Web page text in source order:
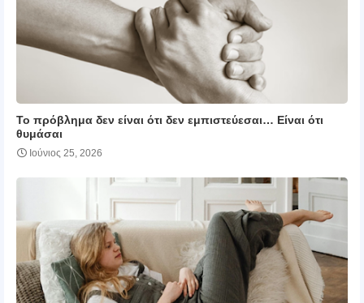
Το πρόβλημα δεν είναι ότι δεν εμπιστεύεσαι… Είναι ότι
θυμάσαι
Ιούνιος 25, 2026